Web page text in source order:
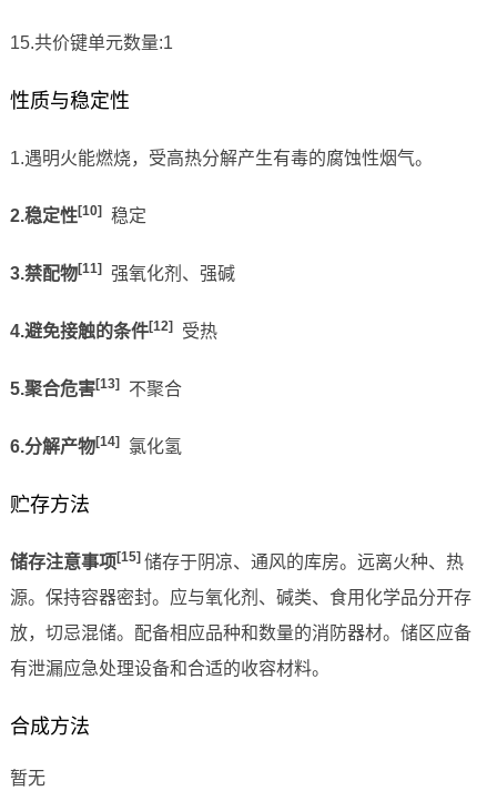
15.共价键单元数量:1
性质与稳定性
1.遇明火能燃烧，受高热分解产生有毒的腐蚀性烟气。
2.稳定性[10]稳定
3.禁配物[11]强氧化剂、强碱
4.避免接触的条件[12]受热
5.聚合危害[13]不聚合
6.分解产物[14]氯化氢
贮存方法
储存注意事项[15] 储存于阴凉、通风的库房。远离火种、热
源。保持容器密封。应与氧化剂、碱类、食用化学品分开存
放，切忌混储。配备相应品种和数量的消防器材。储区应备
有泄漏应急处理设备和合适的收容材料。
合成方法
暂无